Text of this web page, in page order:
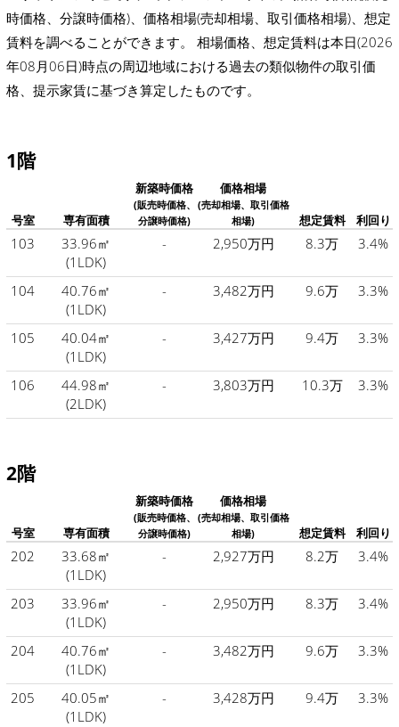
時価格、分譲時価格)、価格相場(売却相場、取引価格相場)、想定
賃料を調べることができます。 相場価格、想定賃料は本日(2026
年08月06日)時点の周辺地域における過去の類似物件の取引価
格、提示家賃に基づき算定したものです。
1階
号室 専有面積
新築時価格
(販売時価格、
分譲時価格)
価格相場
(売却相場、取引価格
相場)
想定賃料 利回り
103
33.96㎡
(1LDK)
- 2,950万円 8.3万 3.4%
104
40.76㎡
(1LDK)
- 3,482万円 9.6万 3.3%
105
40.04㎡
(1LDK)
- 3,427万円 9.4万 3.3%
106
44.98㎡
(2LDK)
- 3,803万円 10.3万 3.3%
2階
号室 専有面積
新築時価格
(販売時価格、
分譲時価格)
価格相場
(売却相場、取引価格
相場)
想定賃料 利回り
202
33.68㎡
(1LDK)
- 2,927万円 8.2万 3.4%
203
33.96㎡
(1LDK)
- 2,950万円 8.3万 3.4%
204
40.76㎡
(1LDK)
- 3,482万円 9.6万 3.3%
205
40.05㎡
(1LDK)
- 3,428万円 9.4万 3.3%